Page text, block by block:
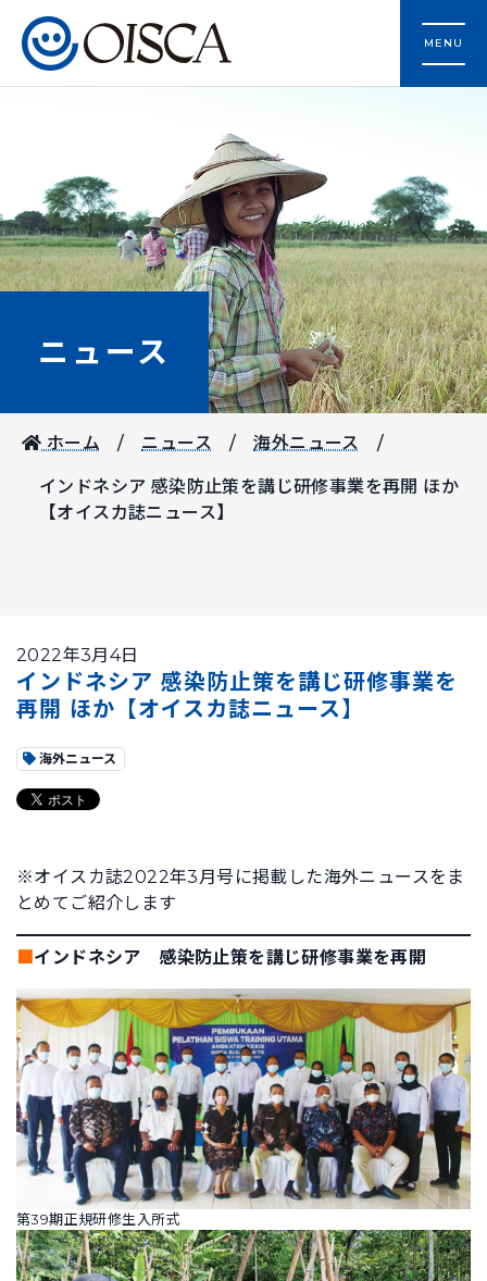
MENU
ニュース
ホーム ニュース 海外ニュース
インドネシア 感染防止策を講じ研修事業を再開 ほか
【オイスカ誌ニュース】
2022年3月4日
インドネシア 感染防止策を講じ研修事業を
再開 ほか【オイスカ誌ニュース】
海外ニュース
※オイスカ誌2022年3月号に掲載した海外ニュースをま
とめてご紹介します
■インドネシア 感染防止策を講じ研修事業を再開
第39期正規研修生入所式